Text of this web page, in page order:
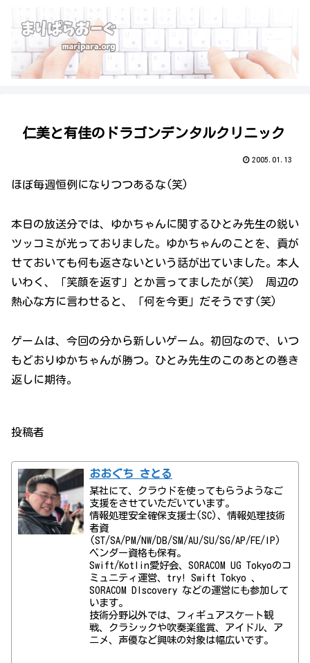
仁美と有佳のドラゴンデンタルクリニック
2005.01.13
ほぼ毎週恒例になりつつあるな(笑)
本日の放送分では、ゆかちゃんに関するひとみ先生の鋭い
ツッコミが光っておりました。ゆかちゃんのことを、貢が
せておいても何も返さないという話が出ていました。本人
いわく、「笑顔を返す」とか言ってましたが(笑) 周辺の
熱心な方に言わせると、「何を今更」だそうです(笑)
ゲームは、今回の分から新しいゲーム。初回なので、いつ
もどおりゆかちゃんが勝つ。ひとみ先生のこのあとの巻き
返しに期待。
投稿者
おおぐち さとる
某社にて、クラウドを使ってもらうようなご
支援をさせていただいています。
情報処理安全確保支援士(SC)、情報処理技術
者資
(ST/SA/PM/NW/DB/SM/AU/SU/SG/AP/FE/IP)
ベンダー資格も保有。
Swift/Kotlin愛好会、SORACOM UG Tokyoのコ
ミュニティ運営、try! Swift Tokyo 、
SORACOM DIscovery などの運営にも参加して
います。
技術分野以外では、フィギュアスケート観
戦、クラシックや吹奏楽鑑賞、アイドル、ア
ニメ、声優など興味の対象は幅広いです。